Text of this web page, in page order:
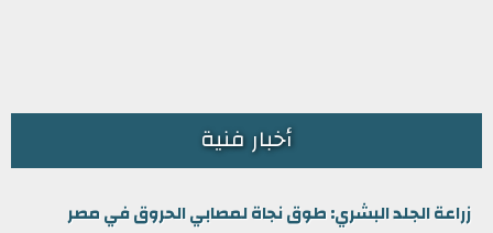
أخبار فنية
زراعة الجلد البشري: طوق نجاة لمصابي الحروق في مصر